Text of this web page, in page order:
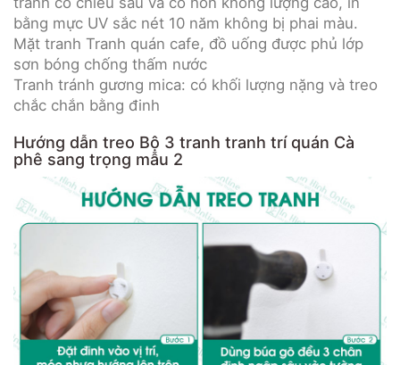
bằng mực UV sắc nét 10 năm không bị phai màu.
Mặt tranh Tranh quán cafe, đồ uống được phủ lớp
sơn bóng chống thấm nước
Tranh tránh gương mica: có khối lượng nặng và treo
chắc chắn bằng đinh
Hướng dẫn treo Bộ 3 tranh tranh trí quán Cà
phê sang trọng mẫu 2